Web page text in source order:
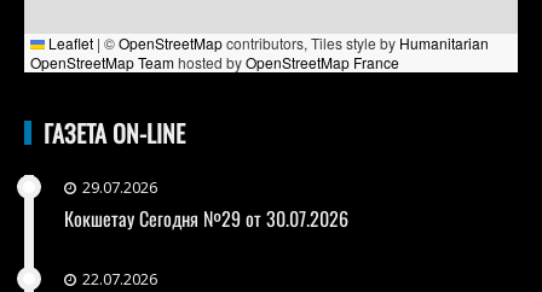
Leaflet | ©OpenStreetMapcontributors, Tiles style by Humanitarian
OpenStreetMap Teamhosted byOpenStreetMap France
ГАЗЕТА ON-LINE
29.07.2026
Кокшетау Сегодня №29 от 30.07.2026
22.07.2026